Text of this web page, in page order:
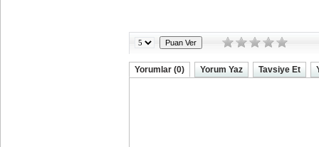
Yorumlar (0) Yorum Yaz Tavsiye Et